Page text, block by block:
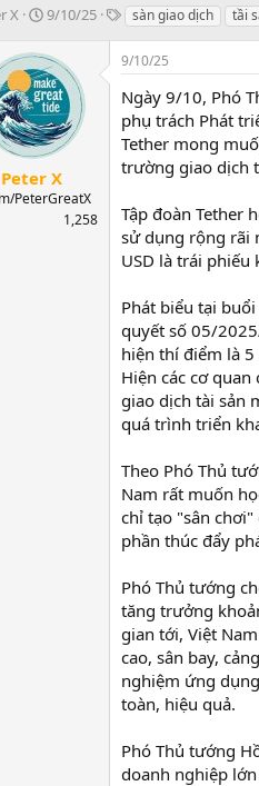
X
N
à
y
g
ử
i
9/10/25
T
k
h
ó
a
sàn giao dịch tầi
Peter X
PeterGreatX
1,258
9/10/25
Ngày 9/10, Phó
phụ trách Phát
Tether mong
trường giao dịch
Tập đoàn Tether
sử dụng rộng rãi
USD là trái phiếu
Phát biểu tại
quyết số 05/
hiện thí điểm là 5
Hiện các cơ
giao dịch tài sản
quá trình triển
Theo Phó Thủ
Nam rất muốn
chỉ tạo "sân
phần thúc đẩy
Phó Thủ tướng
tăng trưởng
gian tới, Việt
cao, sân bay,
nghiệm ứng
toàn, hiệu quả.
Phó Thủ tướng
doanh nghiệp